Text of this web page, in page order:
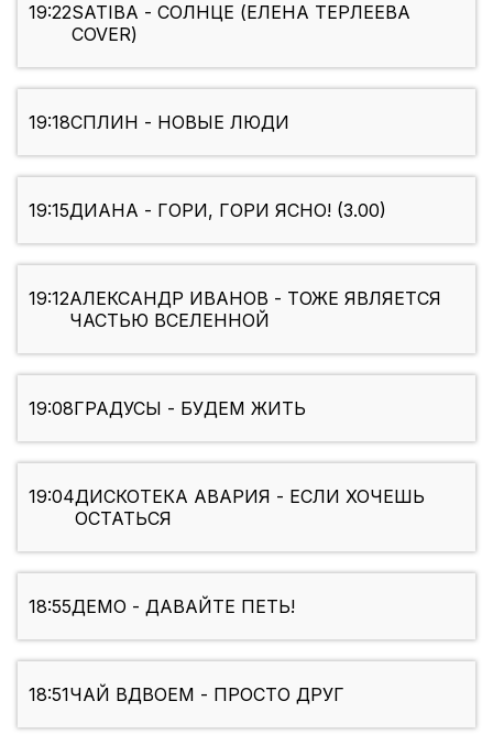
19:22SATIBA - СОЛНЦЕ (ЕЛЕНА ТЕРЛЕЕВА
COVER)
19:18СПЛИН - НОВЫЕ ЛЮДИ
19:15ДИАНА - ГОРИ, ГОРИ ЯСНО! (3.00)
19:12АЛЕКСАНДР ИВАНОВ - ТОЖЕ ЯВЛЯЕТСЯ
ЧАСТЬЮ ВСЕЛЕННОЙ
19:08ГРАДУСЫ - БУДЕМ ЖИТЬ
19:04ДИСКОТЕКА АВАРИЯ - ЕСЛИ ХОЧЕШЬ
ОСТАТЬСЯ
18:55ДЕМО - ДАВАЙТЕ ПЕТЬ!
18:51ЧАЙ ВДВОЕМ - ПРОСТО ДРУГ